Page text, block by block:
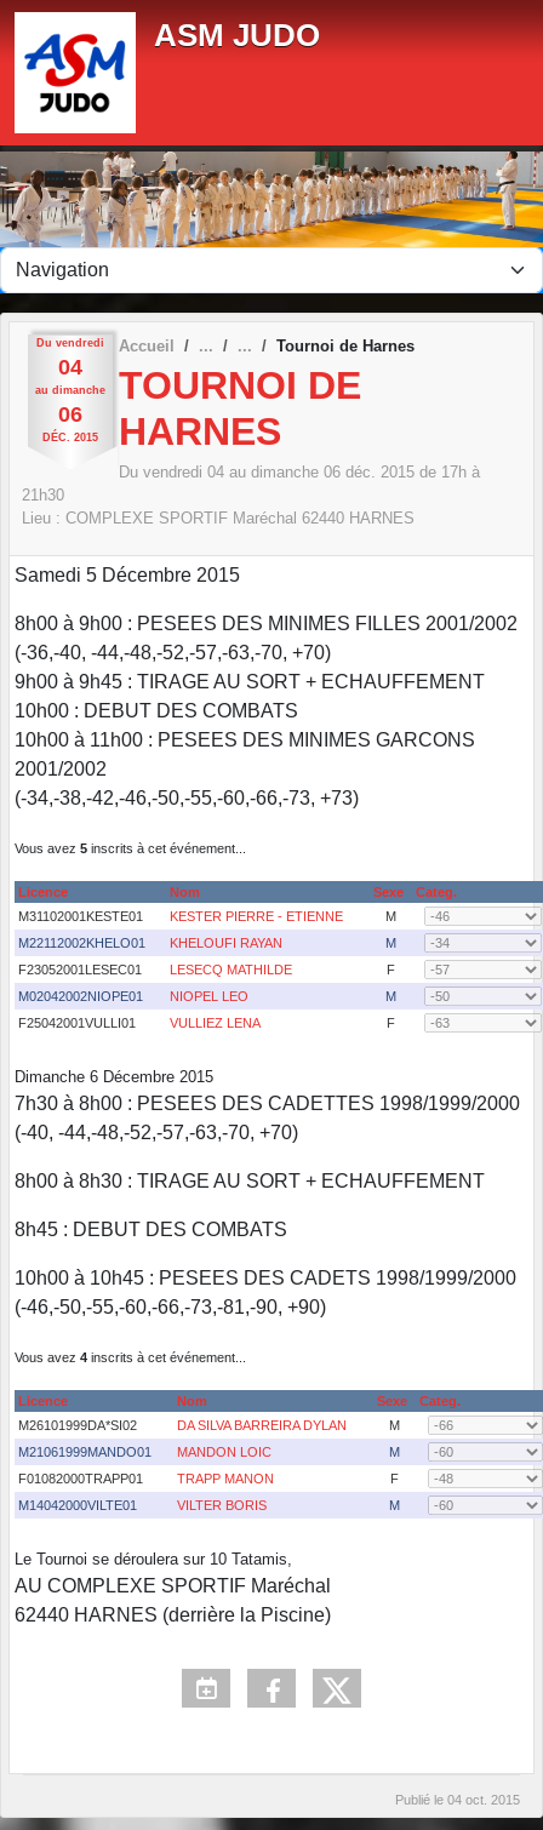
ASM JUDO
Du vendredi
04
au dimanche
06
DÉC. 2015
Accueil Tournoi de Harnes
TOURNOI DE
HARNES
Du vendredi 04 au dimanche 06 déc. 2015 de 17h à
21h30
Lieu : COMPLEXE SPORTIF Maréchal 62440 HARNES
Samedi 5 Décembre 2015
8h00 à 9h00 : PESEES DES MINIMES FILLES 2001/2002
(-36,-40, -44,-48,-52,-57,-63,-70, +70)
9h00 à 9h45 : TIRAGE AU SORT + ECHAUFFEMENT
10h00 : DEBUT DES COMBATS
10h00 à 11h00 : PESEES DES MINIMES GARCONS
2001/2002
(-34,-38,-42,-46,-50,-55,-60,-66,-73, +73)
Vous avez 5 inscrits à cet événement...
Licence Nom Sexe
Categ.
M31102001KESTE01
KESTER PIERRE - ETIENNE
M
M22112002KHELO01
KHELOUFI RAYAN
M
F23052001LESEC01
LESECQ MATHILDE
F
M02042002NIOPE01
NIOPEL LEO
M
F25042001VULLI01
VULLIEZ LENA F
Dimanche 6 Décembre 2015
7h30 à 8h00 : PESEES DES CADETTES 1998/1999/2000
(-40, -44,-48,-52,-57,-63,-70, +70)
8h00 à 8h30 : TIRAGE AU SORT + ECHAUFFEMENT
8h45 : DEBUT DES COMBATS
10h00 à 10h45 : PESEES DES CADETS 1998/1999/2000
(-46,-50,-55,-60,-66,-73,-81,-90, +90)
Vous avez 4 inscrits à cet événement...
Licence Nom Sexe
Categ.
M26101999DA*SI02
DA SILVA BARREIRA DYLAN
M
M21061999MANDO01
MANDON LOIC
M
F01082000TRAPP01
TRAPP MANON
F
M14042000VILTE01
VILTER BORIS M
Le Tournoi se déroulera sur 10 Tatamis,
AU COMPLEXE SPORTIF Maréchal
62440 HARNES (derrière la Piscine)
Publié le 04 oct. 2015
Panneau de gestion des cookies